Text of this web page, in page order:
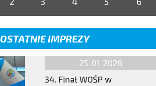
OSTATNIE IMPREZY
25-01-2026
34. Finał WOŚP w